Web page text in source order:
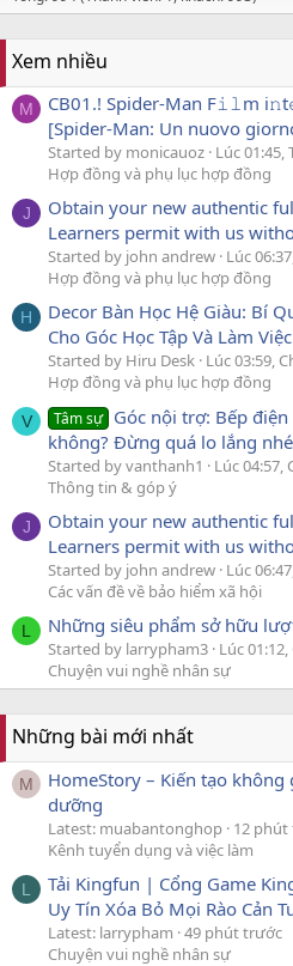
Xem nhiều
M
CB01.! Spider-Man F𝚒𝚕m
[Spider-Man: Un nuovo
Started by monicauoz Lúc 01:45,
Hợp đồng và phụ lục hợp đồng
J
Obtain your new authentic
Learners permit with us
Started by john andrew Lúc
Hợp đồng và phụ lục hợp đồng
H
Decor Bàn Học Hệ Giàu: Bí
Cho Góc Học Tập Và Làm Việc
Started by Hiru Desk Lúc 03:59,
Hợp đồng và phụ lục hợp đồng
V Tâm sự Góc nội trợ: Bếp
không? Đừng quá lo lắng
Started by vanthanh1 Lúc 04:57,
Thông tin & góp ý
J
Obtain your new authentic
Learners permit with us
Started by john andrew Lúc
Các vấn đề về bảo hiểm xã hội
L Những siêu phẩm sở hữu
Started by larrypham3 Lúc
Chuyện vui nghề nhân sự
Những bài mới nhất
M
HomeStory – Kiến tạo
dưỡng
Latest: muabantonghop 12
Kênh tuyển dụng và việc làm
L
Tải Kingfun | Cổng Game
Uy Tín Xóa Bỏ Mọi Rào Cản
Latest: larrypham 49 phút trước
Chuyện vui nghề nhân sự